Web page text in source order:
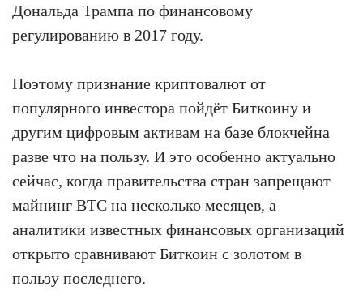
Дональда Трампа по финансовому
регулированию в 2017 году.
Поэтому признание криптовалют от
популярного инвестора пойдёт Биткоину и
другим цифровым активам на базе блокчейна
разве что на пользу. И это особенно актуально
сейчас, когда правительства стран запрещают
майнинг BTC на несколько месяцев, а
аналитики известных финансовых организаций
открыто сравнивают Биткоин с золотом в
пользу последнего.